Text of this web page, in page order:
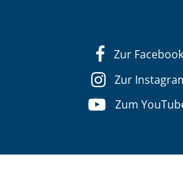
Zur
Zur
Zum